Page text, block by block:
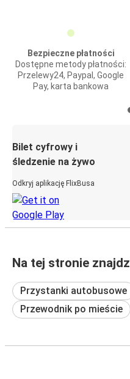
Bezpieczne płatności
Dostępne metody płatności:
Przelewy24, Paypal, Google
Pay, karta bankowa
Bilet cyfrowy i
śledzenie na żywo
Odkryj aplikację FlixBusa
Na tej stronie
Przystanki autobusowe
Przewodnik po mieście